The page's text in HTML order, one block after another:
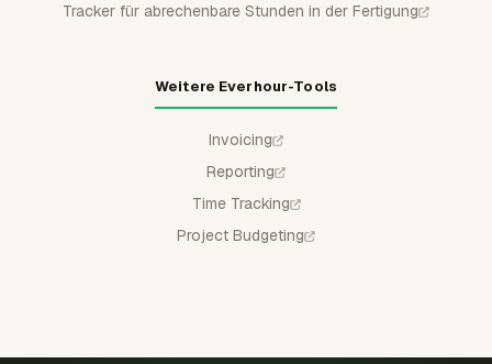
Tracker für abrechenbare Stunden in der Fertigung
Weitere Everhour-Tools
Invoicing
Reporting
Time Tracking
Project Budgeting